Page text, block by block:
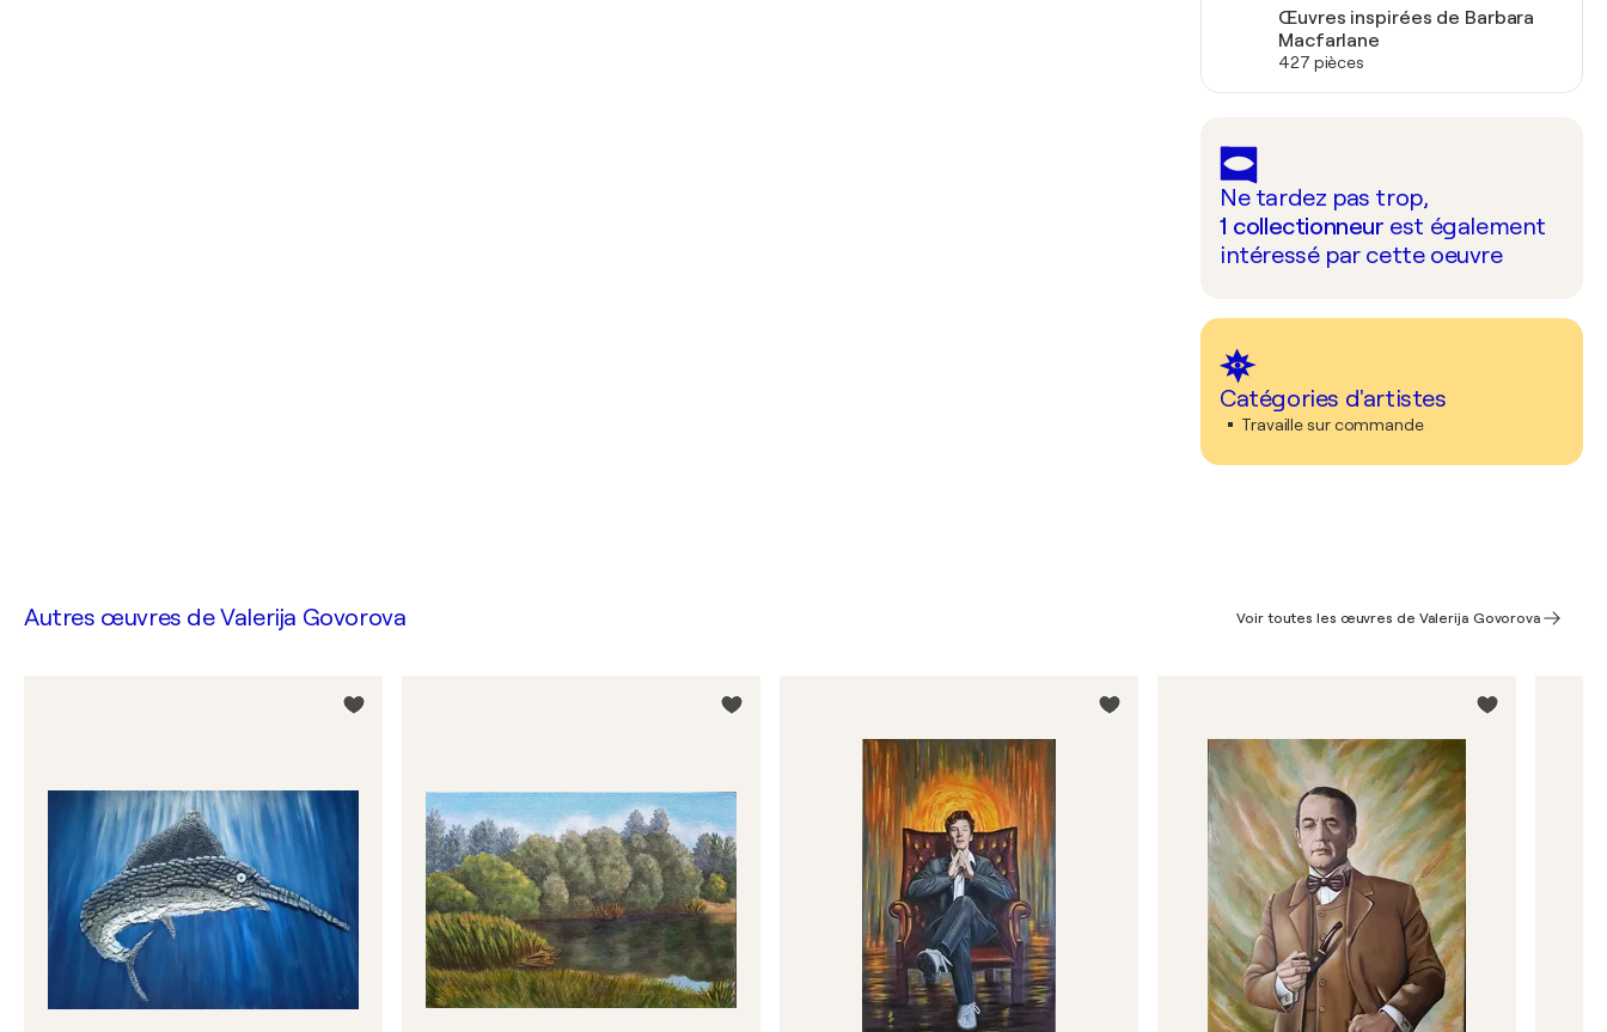
Œuvres inspirées de Barbara
Macfarlane
427 pièces
Ne tardez pas trop,
1 collectionneur est également
intéressé par cette oeuvre
Catégories d'artistes
Travaille sur commande
Autres œuvres deValerija Govorova Voir toutes les œuvres de Valerija Govorova